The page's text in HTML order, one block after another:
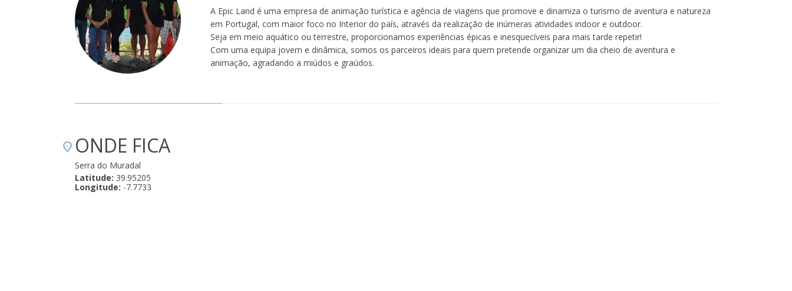
A Epic Land é uma empresa de animação turística e agência de viagens que promove e dinamiza o turismo de aventura e natureza
em Portugal, com maior foco no Interior do país, através da realização de inúmeras atividades indoor e outdoor.
Seja em meio aquático ou terrestre, proporcionamos experiências épicas e inesquecíveis para mais tarde repetir!
Com uma equipa jovem e dinâmica, somos os parceiros ideais para quem pretende organizar um dia cheio de aventura e
animação, agradando a miúdos e graúdos.
ONDE FICA
Serra do Muradal
Latitude: 39.95205
Longitude: -7.7733